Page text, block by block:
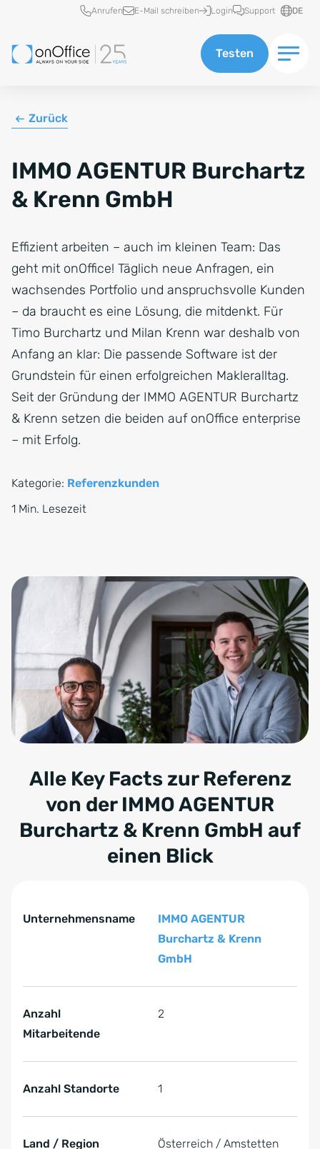
Schnellzugriff
Anrufen E-Mail schreiben Login Support DE
Testen
Zurück
IMMO AGENTUR Burchartz
& Krenn GmbH
Effizient arbeiten – auch im kleinen Team: Das
geht mit onOffice! Täglich neue Anfragen, ein
wachsendes Portfolio und anspruchsvolle Kunden
– da braucht es eine Lösung, die mitdenkt. Für
Timo Burchartz und Milan Krenn war deshalb von
Anfang an klar: Die passende Software ist der
Grundstein für einen erfolgreichen Makleralltag.
Seit der Gründung der IMMO AGENTUR Burchartz
& Krenn setzen die beiden auf onOffice enterprise
– mit Erfolg.
Kategorie: Referenzkunden
1 Min. Lesezeit
Alle Key Facts zur Referenz
von der IMMO AGENTUR
Burchartz & Krenn GmbH auf
einen Blick
Unternehmensname
IMMO AGENTUR
Burchartz & Krenn
GmbH
Anzahl
Mitarbeitende
2
Anzahl Standorte 1
Land / Region Österreich / Amstetten